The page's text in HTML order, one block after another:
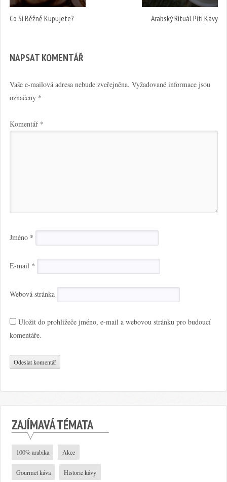
Co Si Běžně Kupujete? Arabský Rituál Pití Kávy
NAPSAT KOMENTÁŘ
Vaše e-mailová adresa nebude zveřejněna. Vyžadované informace jsou
označeny *
Komentář *
Jméno *
E-mail *
Webová stránka
Uložit do prohlížeče jméno, e-mail a webovou stránku pro budoucí
komentáře.
ZAJÍMAVÁ TÉMATA
100% arabika Akce
Gourmet káva Historie kávy